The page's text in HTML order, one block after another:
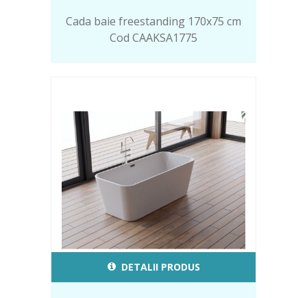
Cada baie freestanding 170x75 cm
Cod CAAKSA1775
DETALII PRODUS